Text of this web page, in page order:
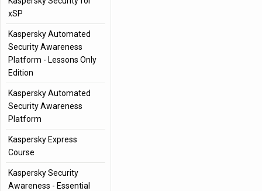
xSP
Kaspersky Automated
Security Awareness
Platform - Lessons Only
Edition
Kaspersky Automated
Security Awareness
Platform
Kaspersky Express
Course
Kaspersky Security
Awareness - Essential